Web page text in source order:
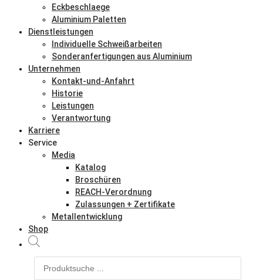
Eckbeschlaege
Aluminium Paletten
Dienstleistungen
Individuelle Schweißarbeiten
Sonderanfertigungen aus Aluminium
Unternehmen
Kontakt-und-Anfahrt
Historie
Leistungen
Verantwortung
Karriere
Service
Media
Katalog
Broschüren
REACH-Verordnung
Zulassungen + Zertifikate
Metallentwicklung
Shop